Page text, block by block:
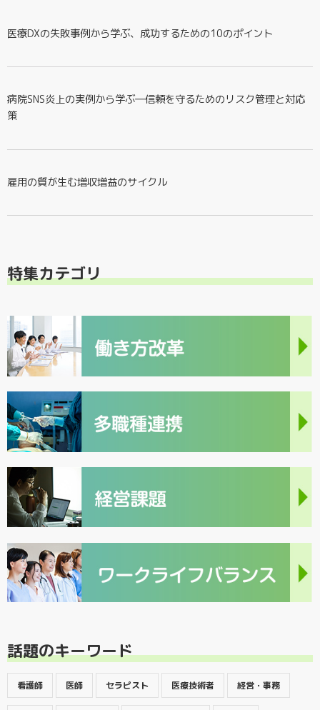
医療DXの失敗事例から学ぶ、成功するための10のポイント
病院SNS炎上の実例から学ぶ―信頼を守るためのリスク管理と対応
策
雇用の質が生む増収増益のサイクル
特集カテゴリ
話題のキーワード
看護師 医師 セラピスト 医療技術者 経営・事務